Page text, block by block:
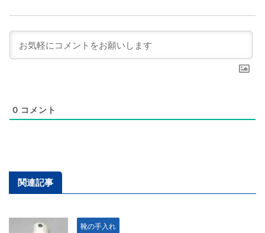
0 コメント
関連記事
靴の手入れ